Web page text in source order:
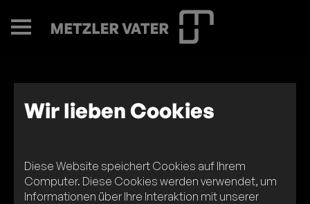
Wir lieben Cookies
Diese Website speichert Cookies auf Ihrem
Computer. Diese Cookies werden verwendet, um
Informationen über Ihre Interaktion mit unserer